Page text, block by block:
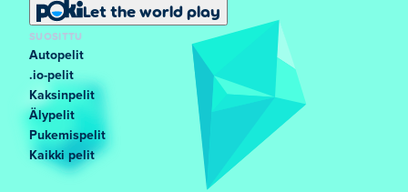
Let the world play
SUOSITTU
Autopelit
.io-pelit
Kaksinpelit
Älypelit
Pukemispelit
Kaikki pelit